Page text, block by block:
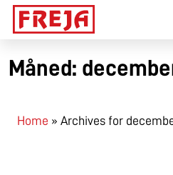
Skip
Måned:
Home » Archives for